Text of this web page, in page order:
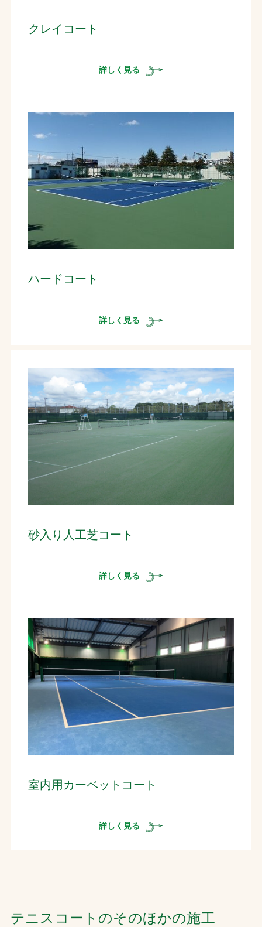
クレイコート
詳しく見る
ハードコート
詳しく見る
砂入り人工芝コート
詳しく見る
室内用カーペットコート
詳しく見る
テニスコートのそのほかの施工